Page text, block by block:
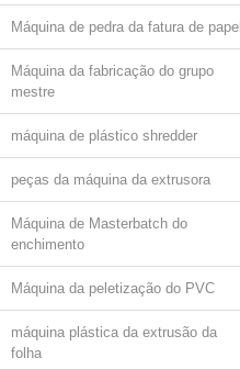
Máquina de pedra da fatura de papel
Máquina da fabricação do grupo
mestre
máquina de plástico shredder
peças da máquina da extrusora
Máquina de Masterbatch do
enchimento
Máquina da peletização do PVC
máquina plástica da extrusão da
folha